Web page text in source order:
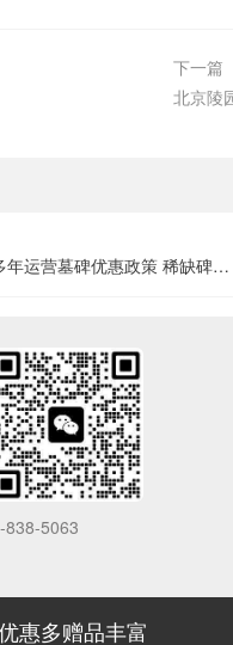
下一篇
北京陵
年运营墓碑优惠政策 稀缺碑位
838-5063
惠多赠品丰富